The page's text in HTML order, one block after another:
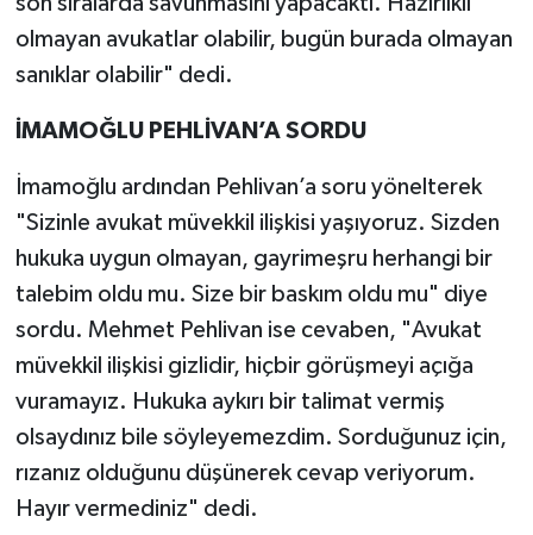
olmayan avukatlar olabilir, bugün burada olmayan
sanıklar olabilir" dedi.
İMAMOĞLU PEHLİVAN’A SORDU
İmamoğlu ardından Pehlivan’a soru yönelterek
"Sizinle avukat müvekkil ilişkisi yaşıyoruz. Sizden
hukuka uygun olmayan, gayrimeşru herhangi bir
talebim oldu mu. Size bir baskım oldu mu" diye
sordu. Mehmet Pehlivan ise cevaben, "Avukat
müvekkil ilişkisi gizlidir, hiçbir görüşmeyi açığa
vuramayız. Hukuka aykırı bir talimat vermiş
olsaydınız bile söyleyemezdim. Sorduğunuz için,
rızanız olduğunu düşünerek cevap veriyorum.
Hayır vermediniz" dedi.